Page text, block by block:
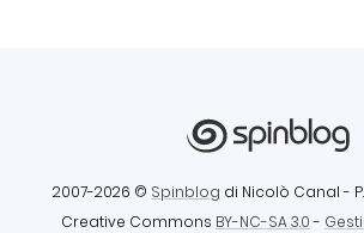
2007-2026 © Spinblog di Nicolò Canal -
Creative Commons BY-NC-SA 3.0-